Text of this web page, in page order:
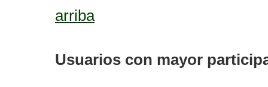
arriba
Usuarios con mayor